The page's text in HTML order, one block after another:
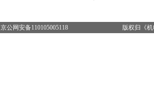
版权归《
京公网安备110105005118